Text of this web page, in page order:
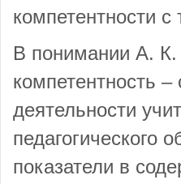
компетентности с
В понимании А.
компетентность –
деятельности
педагогического
показатели в